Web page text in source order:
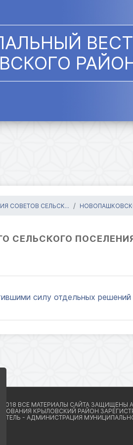
СОВЕТОВ СЕЛЬСК...
СЕЛЬСКОГО
силу отдельных